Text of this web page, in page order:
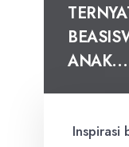
ANAK...
Inspirasi